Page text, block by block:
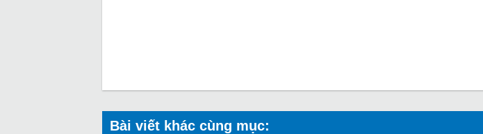
Bài viết khác cùng mục: